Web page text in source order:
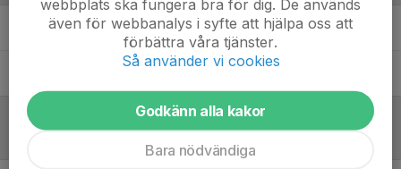
Daniel GrimsellHuvudtränare
webbplats ska fungera bra för dig. De används
även för webbanalys i syfte att hjälpa oss att
förbättra våra tjänster.
Så använder vi cookies
Godkänn alla kakor
Bara nödvändiga